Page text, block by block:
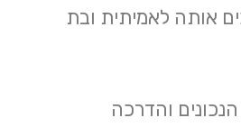
אותה לאמיתית ובת
והדרכה